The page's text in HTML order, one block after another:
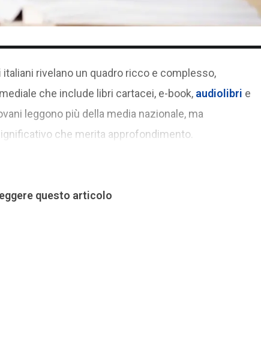
italiani rivelano un quadro ricco e complesso,
che include libri cartacei, e-book, audiolibri e
leggono più della media nazionale, ma
che merita approfondimento.
questo articolo